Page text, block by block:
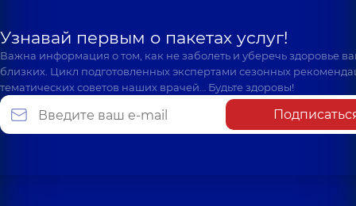
Узнавай первым о пакетах услуг!
Важна информация о том, как не заболеть и уберечь здоровье
близких. Цикл подготовленных экспертами сезонных
тематических советов наших врачей… Будьте здоровы!